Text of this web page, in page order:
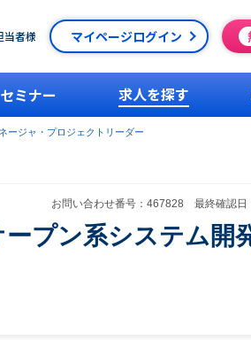
当者様 マイページログイン
ミナー 求人を探す
ージャ・プロジェクトリーダー
お問い合わせ番号：467828 最終確認日
プン系システム開